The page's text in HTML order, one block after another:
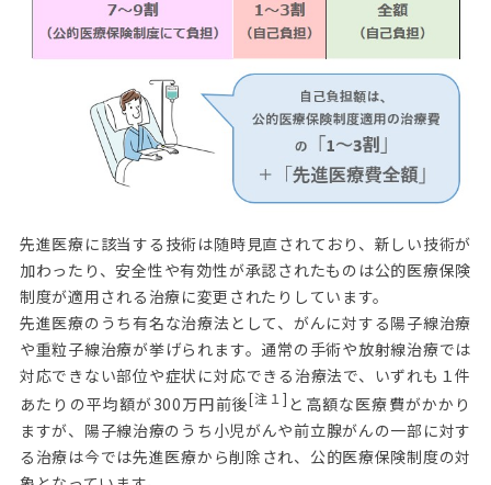
先進医療に該当する技術は随時見直されており、新しい技術が
加わったり、安全性や有効性が承認されたものは公的医療保険
制度が適用される治療に変更されたりしています。
先進医療のうち有名な治療法として、がんに対する陽子線治療
や重粒子線治療が挙げられます。通常の手術や放射線治療では
対応できない部位や症状に対応できる治療法で、いずれも１件
あたりの平均額が300万円前後[注１] と高額な医療費がかかり
ますが、陽子線治療のうち小児がんや前立腺がんの一部に対す
る治療は今では先進医療から削除され、公的医療保険制度の対